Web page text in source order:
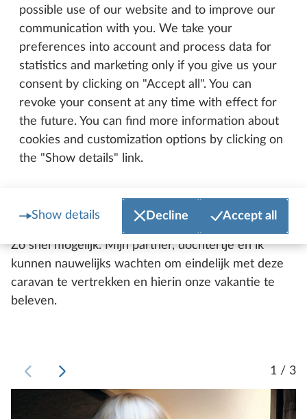
possible use of our website and to improve our
communication with you. We take your
preferences into account and process data for
statistics and marketing only if you give us your
consent by clicking on "Accept all". You can
revoke your consent at any time with effect for
the future. You can find more information about
cookies and customization options by clicking on
the "Show details" link.
Show details Decline Accept all
en met hoeveel kinderen ik op reis wil gaan. Ik kan
het kindergedeelte inrichten voor een, twee of drie
kinderen. Ik kan het ook aanpassen zodat ik bijv. de
hond nog kan meenemen, als die mee mag op
vakantie. Ook tijdens de vakantie kan ik op elk
moment inspelen op de situatie, door met enkele
bewegingen een speelgrot of een zithoek te
vormen.
Wanneer ga je voor het eerst met deze
caravan op reis?
Zo snel mogelijk. Mijn partner, dochtertje en ik
kunnen nauwelijks wachten om eindelijk met deze
caravan te vertrekken en hierin onze vakantie te
beleven.
1 / 3